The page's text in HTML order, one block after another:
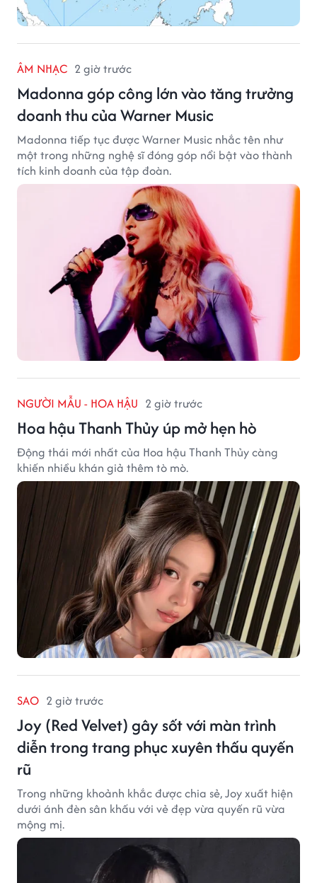
ÂM NHẠC 2 giờ trước
Madonna góp công lớn vào tăng trưởng
doanh thu của Warner Music
Madonna tiếp tục được Warner Music nhắc tên như
một trong những nghệ sĩ đóng góp nổi bật vào thành
tích kinh doanh của tập đoàn.
NGƯỜI MẪU - HOA HẬU 2 giờ trước
Hoa hậu Thanh Thủy úp mở hẹn hò
Động thái mới nhất của Hoa hậu Thanh Thủy càng
khiến nhiều khán giả thêm tò mò.
SAO 2 giờ trước
Joy (Red Velvet) gây sốt với màn trình
diễn trong trang phục xuyên thấu quyến
rũ
Trong những khoảnh khắc được chia sẻ, Joy xuất hiện
dưới ánh đèn sân khấu với vẻ đẹp vừa quyến rũ vừa
mộng mị.